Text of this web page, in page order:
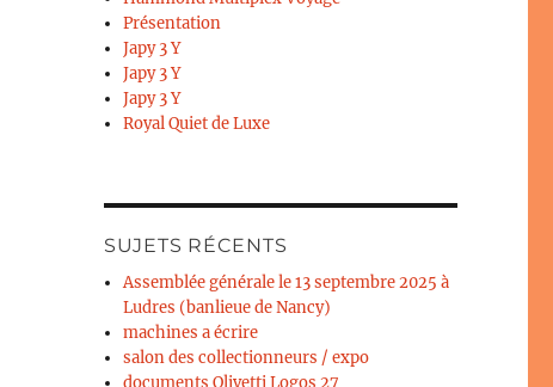
Présentation
Japy 3 Y
Japy 3 Y
Japy 3 Y
Royal Quiet de Luxe
SUJETS RÉCENTS
Assemblée générale le 13 septembre 2025 à
Ludres (banlieue de Nancy)
machines a écrire
salon des collectionneurs / expo
documents Olivetti Logos 27